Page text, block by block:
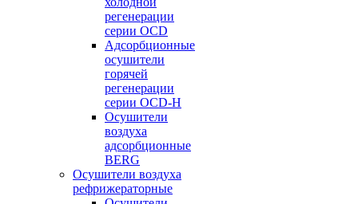
регенерации
серии OCD
Адсорбционные
осушители
горячей
регенерации
серии OСD-H
Осушители
воздуха
адсорбционные
BERG
Осушители воздуха
рефрижераторные